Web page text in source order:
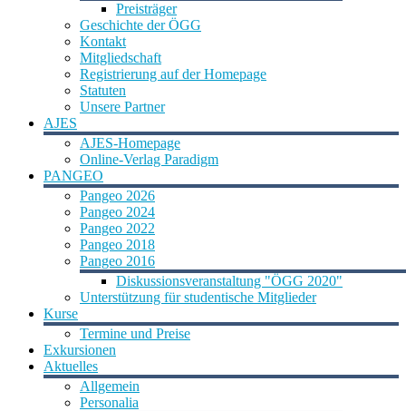
Preisträger
Geschichte der ÖGG
Kontakt
Mitgliedschaft
Registrierung auf der Homepage
Statuten
Unsere Partner
AJES
AJES-Homepage
Online-Verlag Paradigm
PANGEO
Pangeo 2026
Pangeo 2024
Pangeo 2022
Pangeo 2018
Pangeo 2016
Diskussionsveranstaltung "ÖGG 2020"
Unterstützung für studentische Mitglieder
Kurse
Termine und Preise
Exkursionen
Aktuelles
Allgemein
Personalia